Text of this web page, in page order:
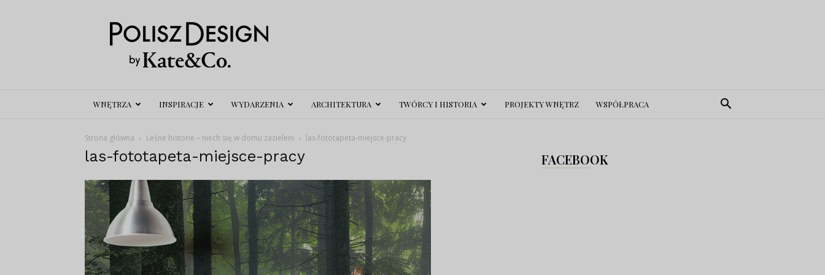
Polisz
Design
WNĘTRZA INSPIRACJE WYDARZENIA ARCHITEKTURA TWÓRCY I HISTORIA PROJEKTY WNĘTRZ WSPÓŁPRACA
Strona główna Leśne historie – niech się w domu zazieleni las-fototapeta-miejsce-pracy
las-fototapeta-miejsce-pracy FACEBOOK